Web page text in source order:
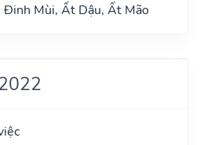
Đinh Mùi, Ất Dậu, Ất Mão